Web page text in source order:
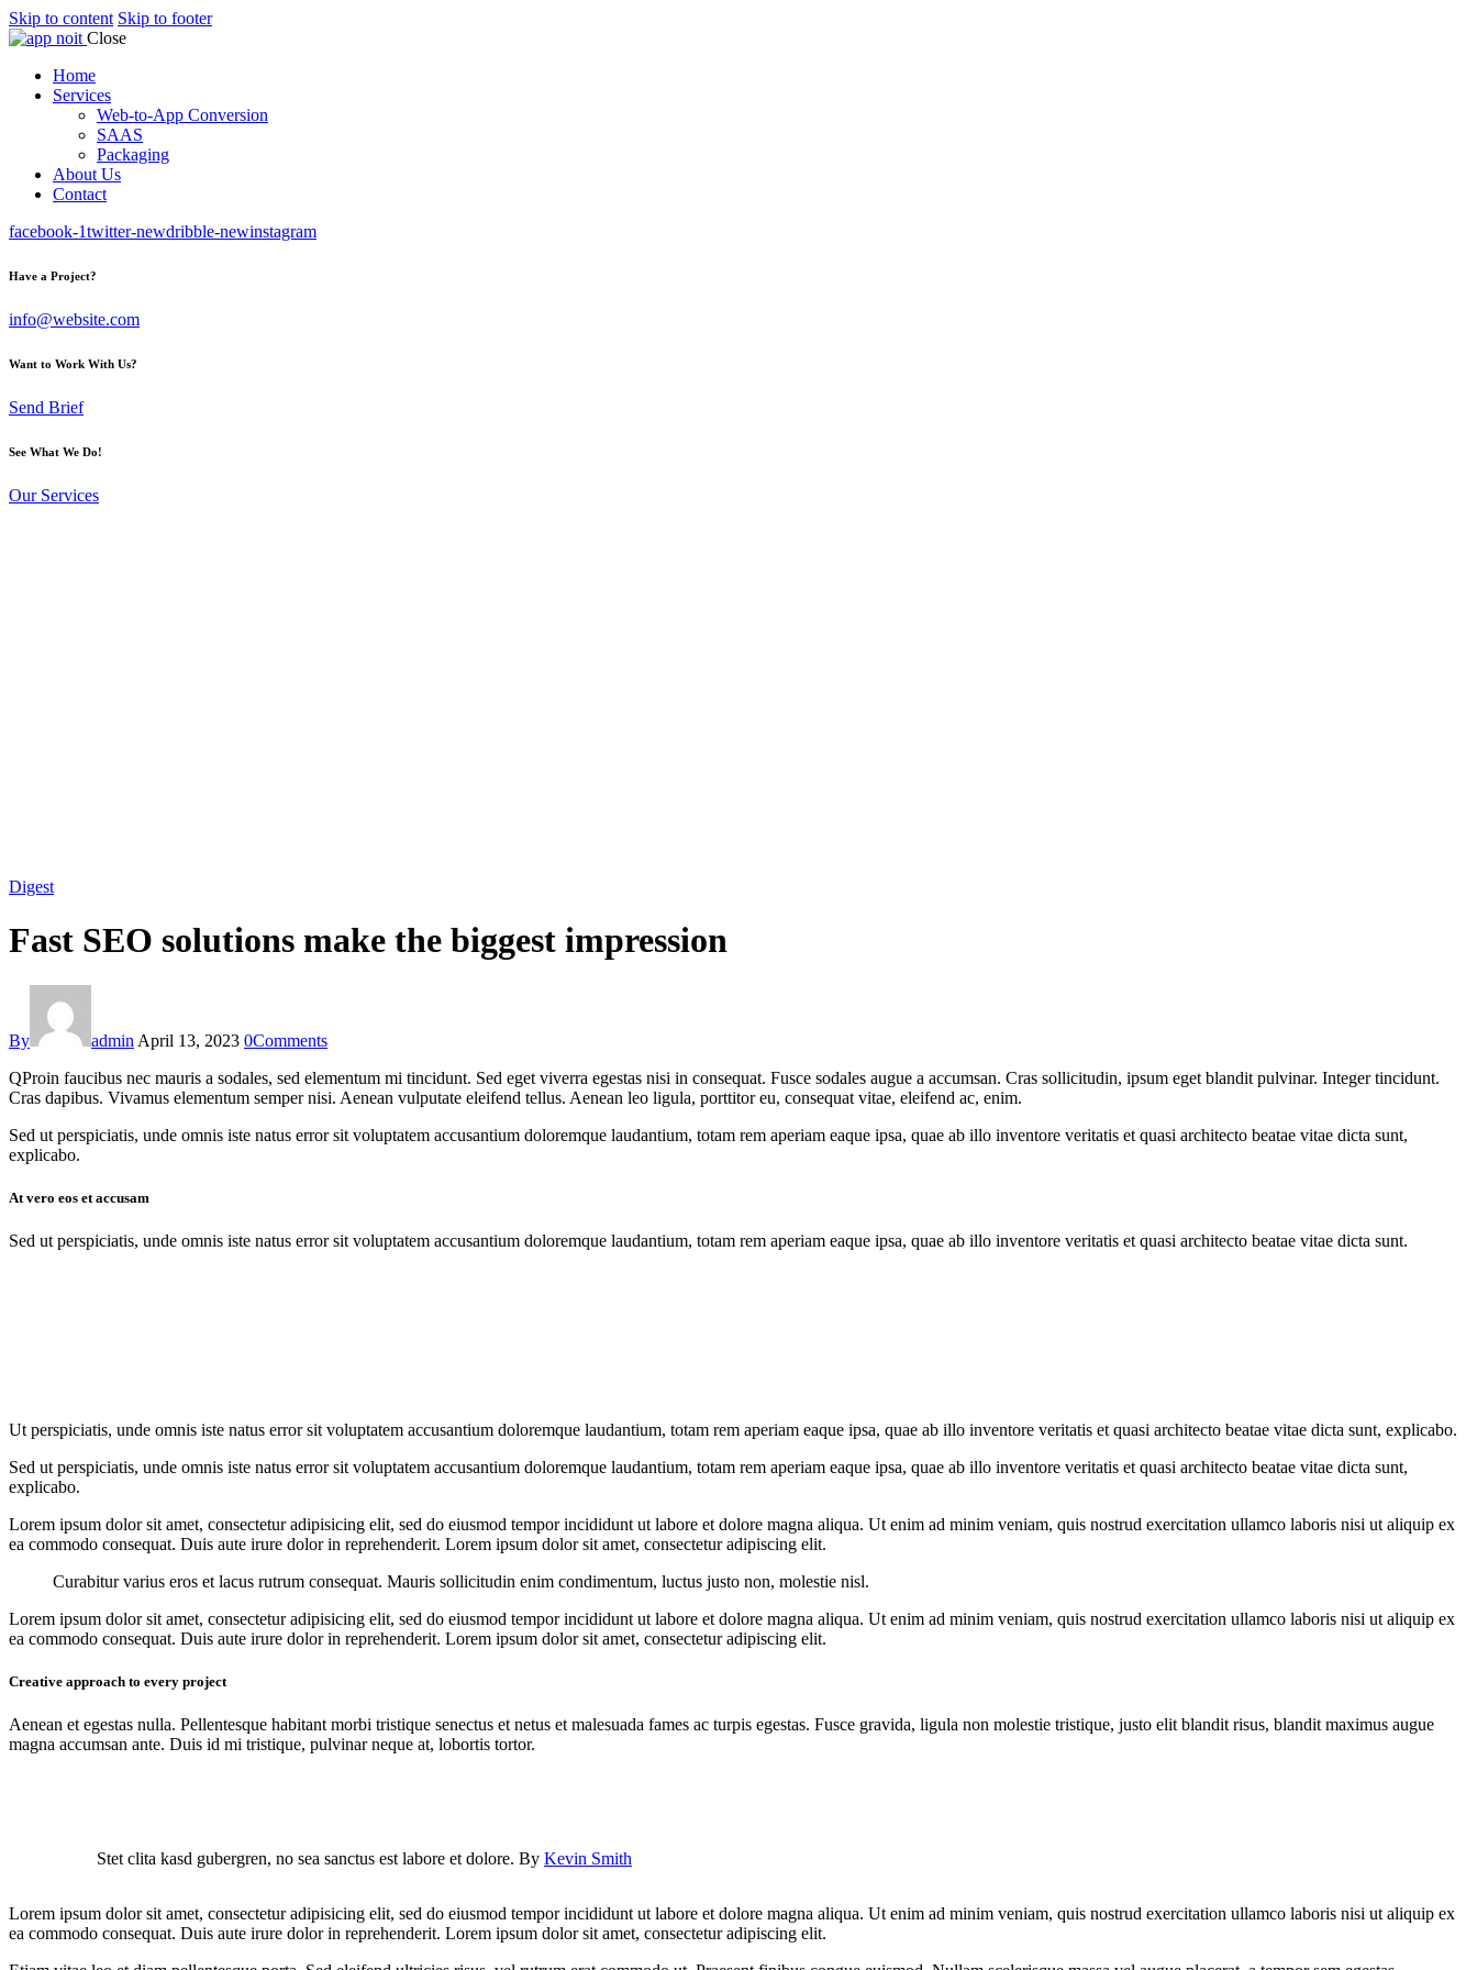
Skip to content Skip to footer
Close
Home
Services
Web-to-App Conversion
SAAS
Packaging
About Us
Contact
facebook-1twitter-newdribble-newinstagram
Have a Project?
info@website.com
Want to Work With Us?
Send Brief
See What We Do!
Our Services
Digest
Fast SEO solutions make the biggest impression
By admin April 13, 2023 0Comments
QProin faucibus nec mauris a sodales, sed elementum mi tincidunt. Sed eget viverra egestas nisi in consequat. Fusce sodales augue a accumsan. Cras sollicitudin, ipsum eget blandit pulvinar. Integer tincidunt.
Cras dapibus. Vivamus elementum semper nisi. Aenean vulputate eleifend tellus. Aenean leo ligula, porttitor eu, consequat vitae, eleifend ac, enim.
Sed ut perspiciatis, unde omnis iste natus error sit voluptatem accusantium doloremque laudantium, totam rem aperiam eaque ipsa, quae ab illo inventore veritatis et quasi architecto beatae vitae dicta sunt,
explicabo.
At vero eos et accusam
Sed ut perspiciatis, unde omnis iste natus error sit voluptatem accusantium doloremque laudantium, totam rem aperiam eaque ipsa, quae ab illo inventore veritatis et quasi architecto beatae vitae dicta sunt.
Ut perspiciatis, unde omnis iste natus error sit voluptatem accusantium doloremque laudantium, totam rem aperiam eaque ipsa, quae ab illo inventore veritatis et quasi architecto beatae vitae dicta sunt, explicabo.
Sed ut perspiciatis, unde omnis iste natus error sit voluptatem accusantium doloremque laudantium, totam rem aperiam eaque ipsa, quae ab illo inventore veritatis et quasi architecto beatae vitae dicta sunt,
explicabo.
Lorem ipsum dolor sit amet, consectetur adipisicing elit, sed do eiusmod tempor incididunt ut labore et dolore magna aliqua. Ut enim ad minim veniam, quis nostrud exercitation ullamco laboris nisi ut aliquip ex
ea commodo consequat. Duis aute irure dolor in reprehenderit. Lorem ipsum dolor sit amet, consectetur adipiscing elit.
Curabitur varius eros et lacus rutrum consequat. Mauris sollicitudin enim condimentum, luctus justo non, molestie nisl.
Lorem ipsum dolor sit amet, consectetur adipisicing elit, sed do eiusmod tempor incididunt ut labore et dolore magna aliqua. Ut enim ad minim veniam, quis nostrud exercitation ullamco laboris nisi ut aliquip ex
ea commodo consequat. Duis aute irure dolor in reprehenderit. Lorem ipsum dolor sit amet, consectetur adipiscing elit.
Creative approach to every project
Aenean et egestas nulla. Pellentesque habitant morbi tristique senectus et netus et malesuada fames ac turpis egestas. Fusce gravida, ligula non molestie tristique, justo elit blandit risus, blandit maximus augue
magna accumsan ante. Duis id mi tristique, pulvinar neque at, lobortis tortor.
Stet clita kasd gubergren, no sea sanctus est labore et dolore. By Kevin Smith
Lorem ipsum dolor sit amet, consectetur adipisicing elit, sed do eiusmod tempor incididunt ut labore et dolore magna aliqua. Ut enim ad minim veniam, quis nostrud exercitation ullamco laboris nisi ut aliquip ex
ea commodo consequat. Duis aute irure dolor in reprehenderit. Lorem ipsum dolor sit amet, consectetur adipiscing elit.